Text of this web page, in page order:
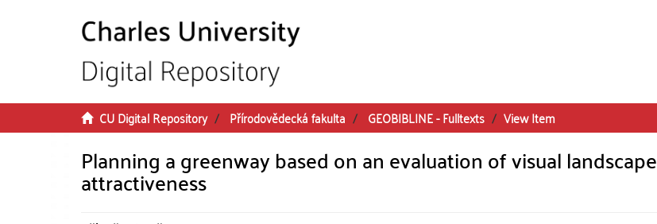
CU Digital Repository Přírodovědecká fakulta GEOBIBLINE - Fulltexts View Item
Planning a greenway based on an evaluation of visual landscape
attractiveness